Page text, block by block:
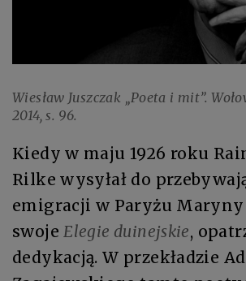
Wiesław Juszczak „Poeta i mit”.
2014, s. 96.
Kiedy w maju 1926 roku
Rilke wysyłał do
emigracji w Paryżu Maryny
swojeElegie duinejskie,
dedykacją. W przekładzie